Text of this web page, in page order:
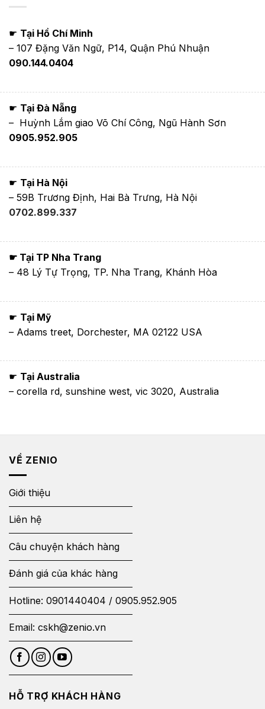
☛ Tại Hồ Chí Minh
– 107 Đặng Văn Ngữ, P14, Quận Phú Nhuận
090.144.0404
☛ Tại Đà Nẵng
– Huỳnh Lắm giao Võ Chí Công, Ngũ Hành Sơn
0905.952.905
☛ Tại Hà Nội
– 59B Trương Định, Hai Bà Trưng, Hà Nội
0702.899.337
☛ Tại TP Nha Trang
– 48 Lý Tự Trọng, TP. Nha Trang, Khánh Hòa
☛ Tại Mỹ
– Adams treet, Dorchester, MA 02122 USA
☛ Tại Australia
– corella rd, sunshine west, vic 3020, Australia
VỀ ZENIO
Giới thiệu
Liên hệ
Câu chuyện khách hàng
Đánh giá của khác hàng
Hotline: 0901440404 / 0905.952.905
Email: cskh@zenio.vn
HỖ TRỢ KHÁCH HÀNG